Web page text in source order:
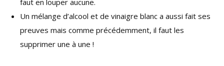
faut en louper aucune.
Un mélange d’alcool et de vinaigre blanc a aussi fait ses
preuves mais comme précédemment, il faut les
supprimer une à une !